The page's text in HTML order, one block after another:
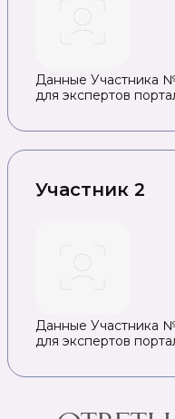
Данные Участника
для экспертов
Участник 2
Данные Участника
для экспертов